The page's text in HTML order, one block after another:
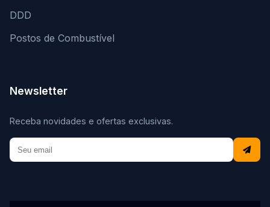
DDD
Postos de Combustível
Newsletter
Receba novidades e ofertas exclusivas.